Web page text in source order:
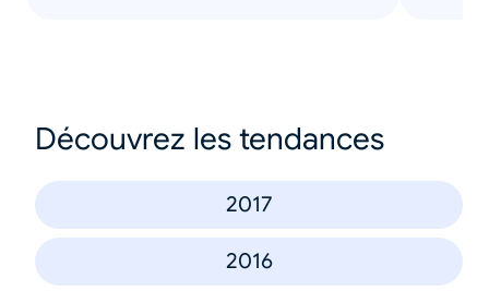
Découvrez les tendances
2017
2016